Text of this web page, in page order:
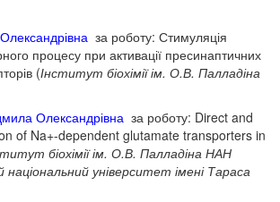
за роботу: Стимуляція
процесу при активації пресинаптичних
(Інститут біохімії ім. О.В. Палладіна
Олександрівна за роботу: Direct and
of Na+-dependent glutamate transporters in
біохімії ім. О.В. Палладіна НАН
національний університет імені Тараса